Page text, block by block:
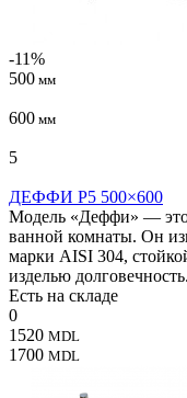
-11%
500 мм
600 мм
5
ДЕФФИ P5 500×600
Модель «Деффи» — это
ванной комнаты. Он
марки AISI 304,
изделью долговечность.
Есть на складе
0
1520 MDL
1700 MDL